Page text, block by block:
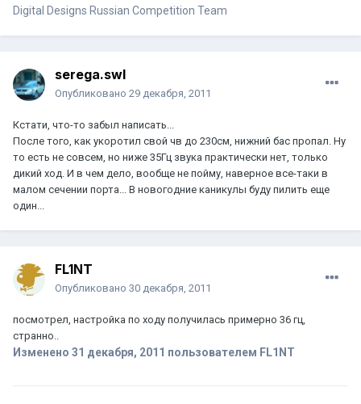
Digital Designs Russian Competition Team
serega.swl
Опубликовано 29 декабря, 2011
Кстати, что-то забыл написать...
После того, как укоротил свой чв до 230см, нижний бас пропал. Ну
то есть не совсем, но ниже 35Гц звука практически нет, только
дикий ход. И в чем дело, вообще не пойму, наверное все-таки в
малом сечении порта... В новогодние каникулы буду пилить еще
один...
FL1NT
Опубликовано 30 декабря, 2011
посмотрел, настройка по ходу получилась примерно 36 гц,
странно..
Изменено 31 декабря, 2011 пользователем FL1NT